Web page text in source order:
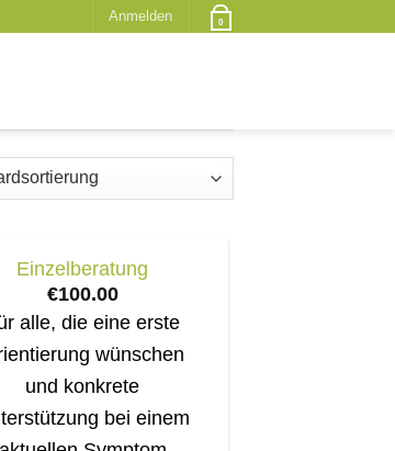
Anmelden 0
Einzelberatung
€100.00
alle, die eine erste
wünschen
und konkrete
bei einem